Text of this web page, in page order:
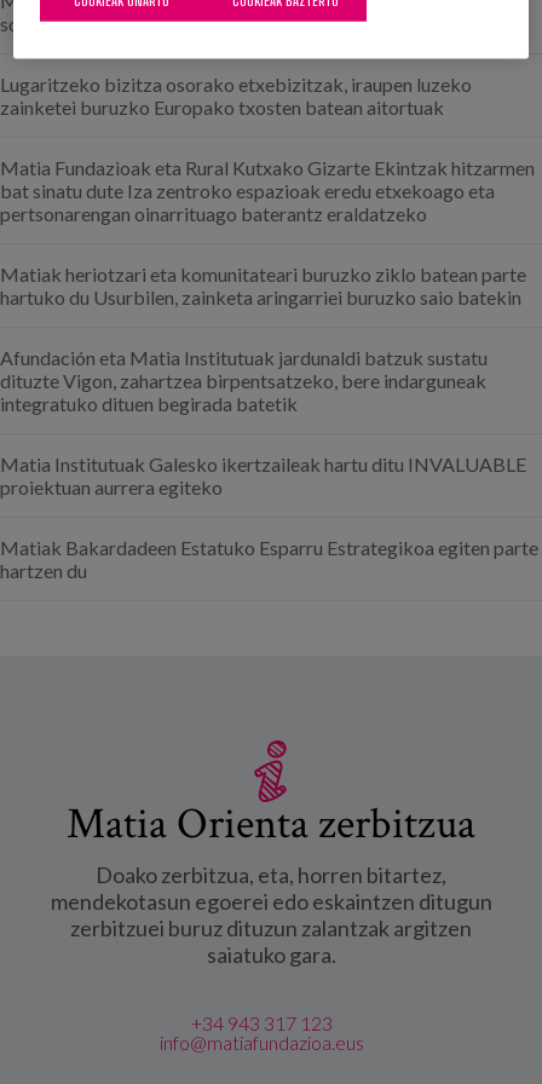
soziosanitarioen artean aitortua
Lugaritzeko bizitza osorako etxebizitzak, iraupen luzeko
zainketei buruzko Europako txosten batean aitortuak
Matia Fundazioak eta Rural Kutxako Gizarte Ekintzak hitzarmen
bat sinatu dute Iza zentroko espazioak eredu etxekoago eta
pertsonarengan oinarrituago baterantz eraldatzeko
Matiak heriotzari eta komunitateari buruzko ziklo batean parte
hartuko du Usurbilen, zainketa aringarriei buruzko saio batekin
Afundación eta Matia Institutuak jardunaldi batzuk sustatu
dituzte Vigon, zahartzea birpentsatzeko, bere indarguneak
integratuko dituen begirada batetik
Matia Institutuak Galesko ikertzaileak hartu ditu INVALUABLE
proiektuan aurrera egiteko
Matiak Bakardadeen Estatuko Esparru Estrategikoa egiten parte
hartzen du
Matia Orienta zerbitzua
Doako zerbitzua, eta, horren bitartez,
mendekotasun egoerei edo eskaintzen ditugun
zerbitzuei buruz dituzun zalantzak argitzen
saiatuko gara.
+34 943 317 123
info@matiafundazioa.eus